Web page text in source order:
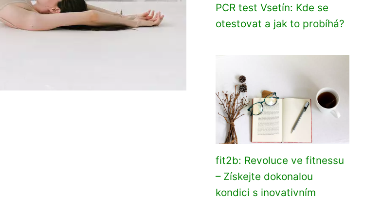
PCR test Vsetín: Kde se
otestovat a jak to probíhá?
fit2b: Revoluce ve fitnessu
– Získejte dokonalou
kondici s inovativním